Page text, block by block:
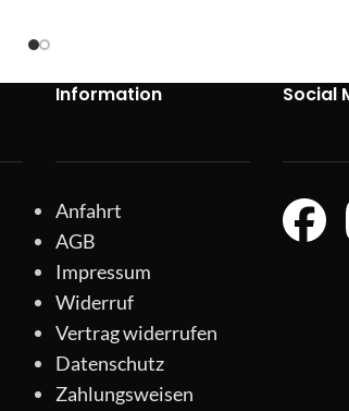
Information
Anfahrt
AGB
Impressum
Widerruf
Vertrag widerrufen
Datenschutz
Zahlungsweisen
Social